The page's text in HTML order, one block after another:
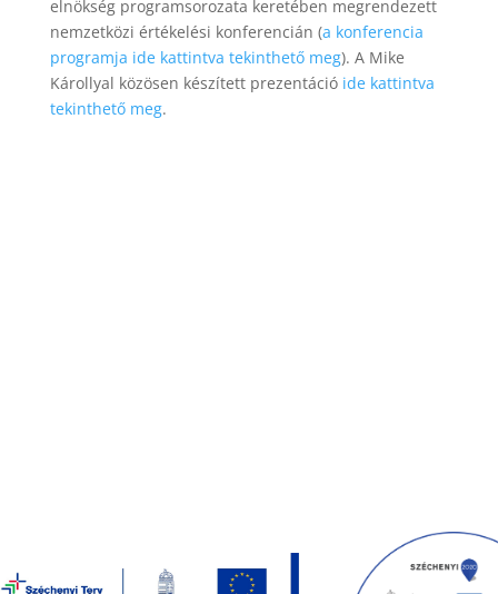
elnökség programsorozata keretében megrendezett
nemzetközi értékelési konferencián (a konferencia
programja ide kattintva tekinthető meg). A Mike
Károllyal közösen készített prezentáció ide kattintva
tekinthető meg.